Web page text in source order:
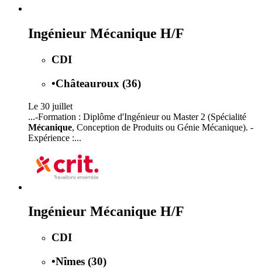
Ingénieur Mécanique H/F
CDI
•Châteauroux (36)
Le 30 juillet
...-Formation : Diplôme d'Ingénieur ou Master 2 (Spécialité
Mécanique, Conception de Produits ou Génie Mécanique). -
Expérience :...
Ingénieur Mécanique H/F
CDI
•Nîmes (30)